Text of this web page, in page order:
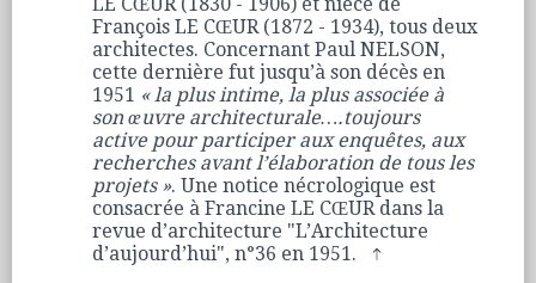
LE CŒUR (1830 - 1906) et nièce de
François LE CŒUR (1872 - 1934), tous deux
architectes. Concernant Paul NELSON,
cette dernière fut jusqu’à son décès en
1951 « la plus intime, la plus associée à
son œuvre architecturale….toujours
active pour participer aux enquêtes, aux
recherches avant l’élaboration de tous les
projets ». Une notice nécrologique est
consacrée à Francine LE CŒUR dans la
revue d’architecture "L’Architecture
d’aujourd’hui", n°36 en 1951.